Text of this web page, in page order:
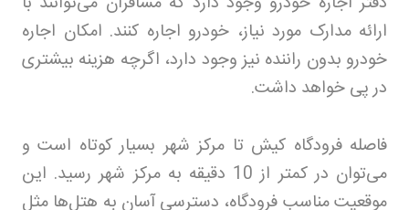
ارائه مدارک مورد نیاز، خودرو اجاره کنند. امکان اجاره
خودرو بدون راننده نیز وجود دارد، اگرچه هزینه بیشتری
در پی خواهد داشت.
فاصله فرودگاه کیش تا مرکز شهر بسیار کوتاه است و
می‌توان در کمتر از 10 دقیقه به مرکز شهر رسید. این
موقعیت مناسب فرودگاه، دسترسی آسان به هتل‌ها مثل